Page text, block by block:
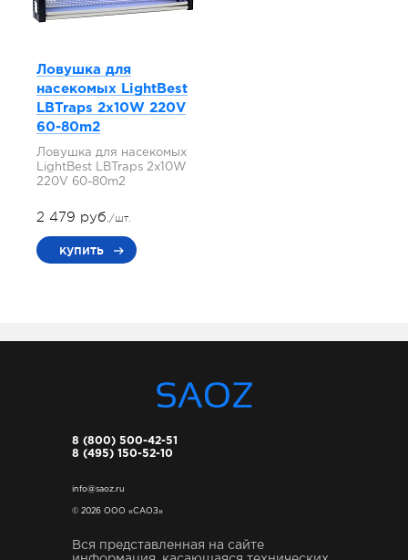
Ловушка для
насекомых LightBest
LBTraps 2x10W 220V
60-80m2
Ловушка для насекомых
LightBest LBTraps 2x10W
220V 60-80m2
2 479 руб./шт.
купить
8 (800) 500-42-51
8 (495) 150-52-10
info@saoz.ru
© 2026 ООО «САОЗ»
Вся представленная на сайте